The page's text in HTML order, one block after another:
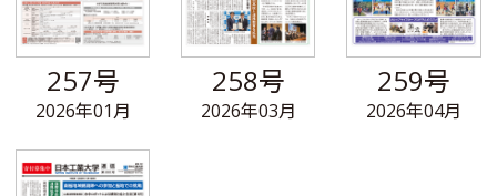
257号
2026年01月
258号
2026年03月
259号
2026年04月